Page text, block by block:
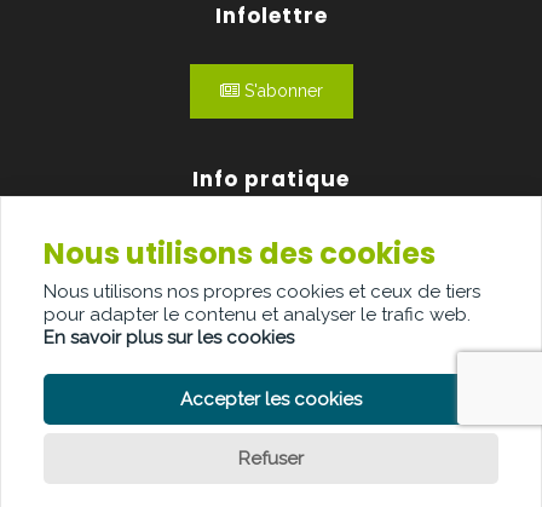
Infolettre
S'abonner
Info pratique
Qui sommes-nous?
Publicité
Contact
Nous utilisons des cookies
Nous utilisons nos propres cookies et ceux de tiers
pour adapter le contenu et analyser le trafic web.
En savoir plus sur les cookies
Accepter les cookies
Refuser